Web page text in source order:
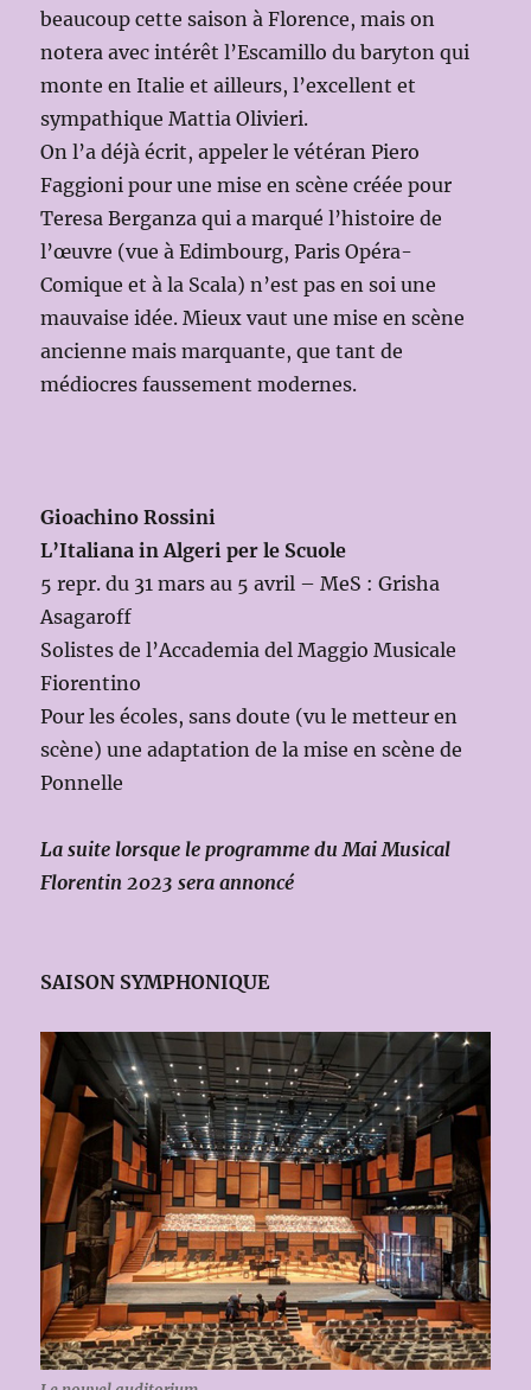
beaucoup cette saison à Florence, mais on
notera avec intérêt l’Escamillo du baryton qui
monte en Italie et ailleurs, l’excellent et
sympathique Mattia Olivieri.
On l’a déjà écrit, appeler le vétéran Piero
Faggioni pour une mise en scène créée pour
Teresa Berganza qui a marqué l’histoire de
l’œuvre (vue à Edimbourg, Paris Opéra-
Comique et à la Scala) n’est pas en soi une
mauvaise idée. Mieux vaut une mise en scène
ancienne mais marquante, que tant de
médiocres faussement modernes.
Gioachino Rossini
L’Italiana in Algeri per le Scuole
5 repr. du 31 mars au 5 avril – MeS : Grisha
Asagaroff
Solistes de l’Accademia del Maggio Musicale
Fiorentino
Pour les écoles, sans doute (vu le metteur en
scène) une adaptation de la mise en scène de
Ponnelle
La suite lorsque le programme du Mai Musical
Florentin 2023 sera annoncé
SAISON SYMPHONIQUE